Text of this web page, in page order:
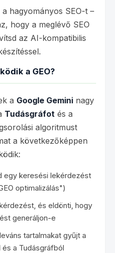
hagyományos SEO-t –
hogy a meglévő SEO
az AI-kompatibilis
a GEO?
a Google Gemininagy
Tudásgráfotés a
algoritmust
a következőképpen
egy keresési lekérdezést
optimalizálás")
és eldönti, hogy
generáljon-e
tartalmakat gyűjt a
a Tudásgráfból